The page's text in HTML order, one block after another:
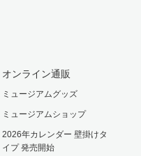
オンライン通販
ミュージアムグッズ
ミュージアムショップ
2026年カレンダー 壁掛けタ
イプ 発売開始